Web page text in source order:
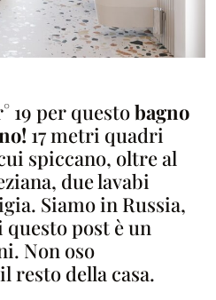
19 per questobagno
17 metri quadri
spiccano, oltre al
due lavabi
Siamo in Russia,
questo post è un
Non oso
resto della casa.